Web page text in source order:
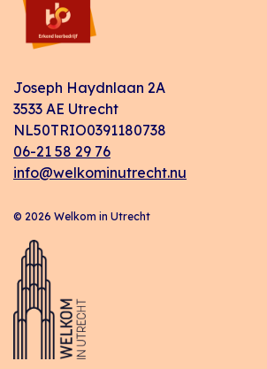
Joseph Haydnlaan 2A
3533 AE Utrecht
NL50TRIO0391180738
06-21 58 29 76
info@welkominutrecht.nu
© 2026 Welkom in Utrecht